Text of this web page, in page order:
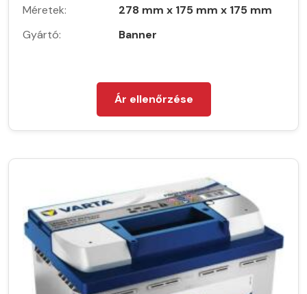
Méretek:
278 mm x 175 mm x 175 mm
Gyártó:
Banner
Ár ellenőrzése